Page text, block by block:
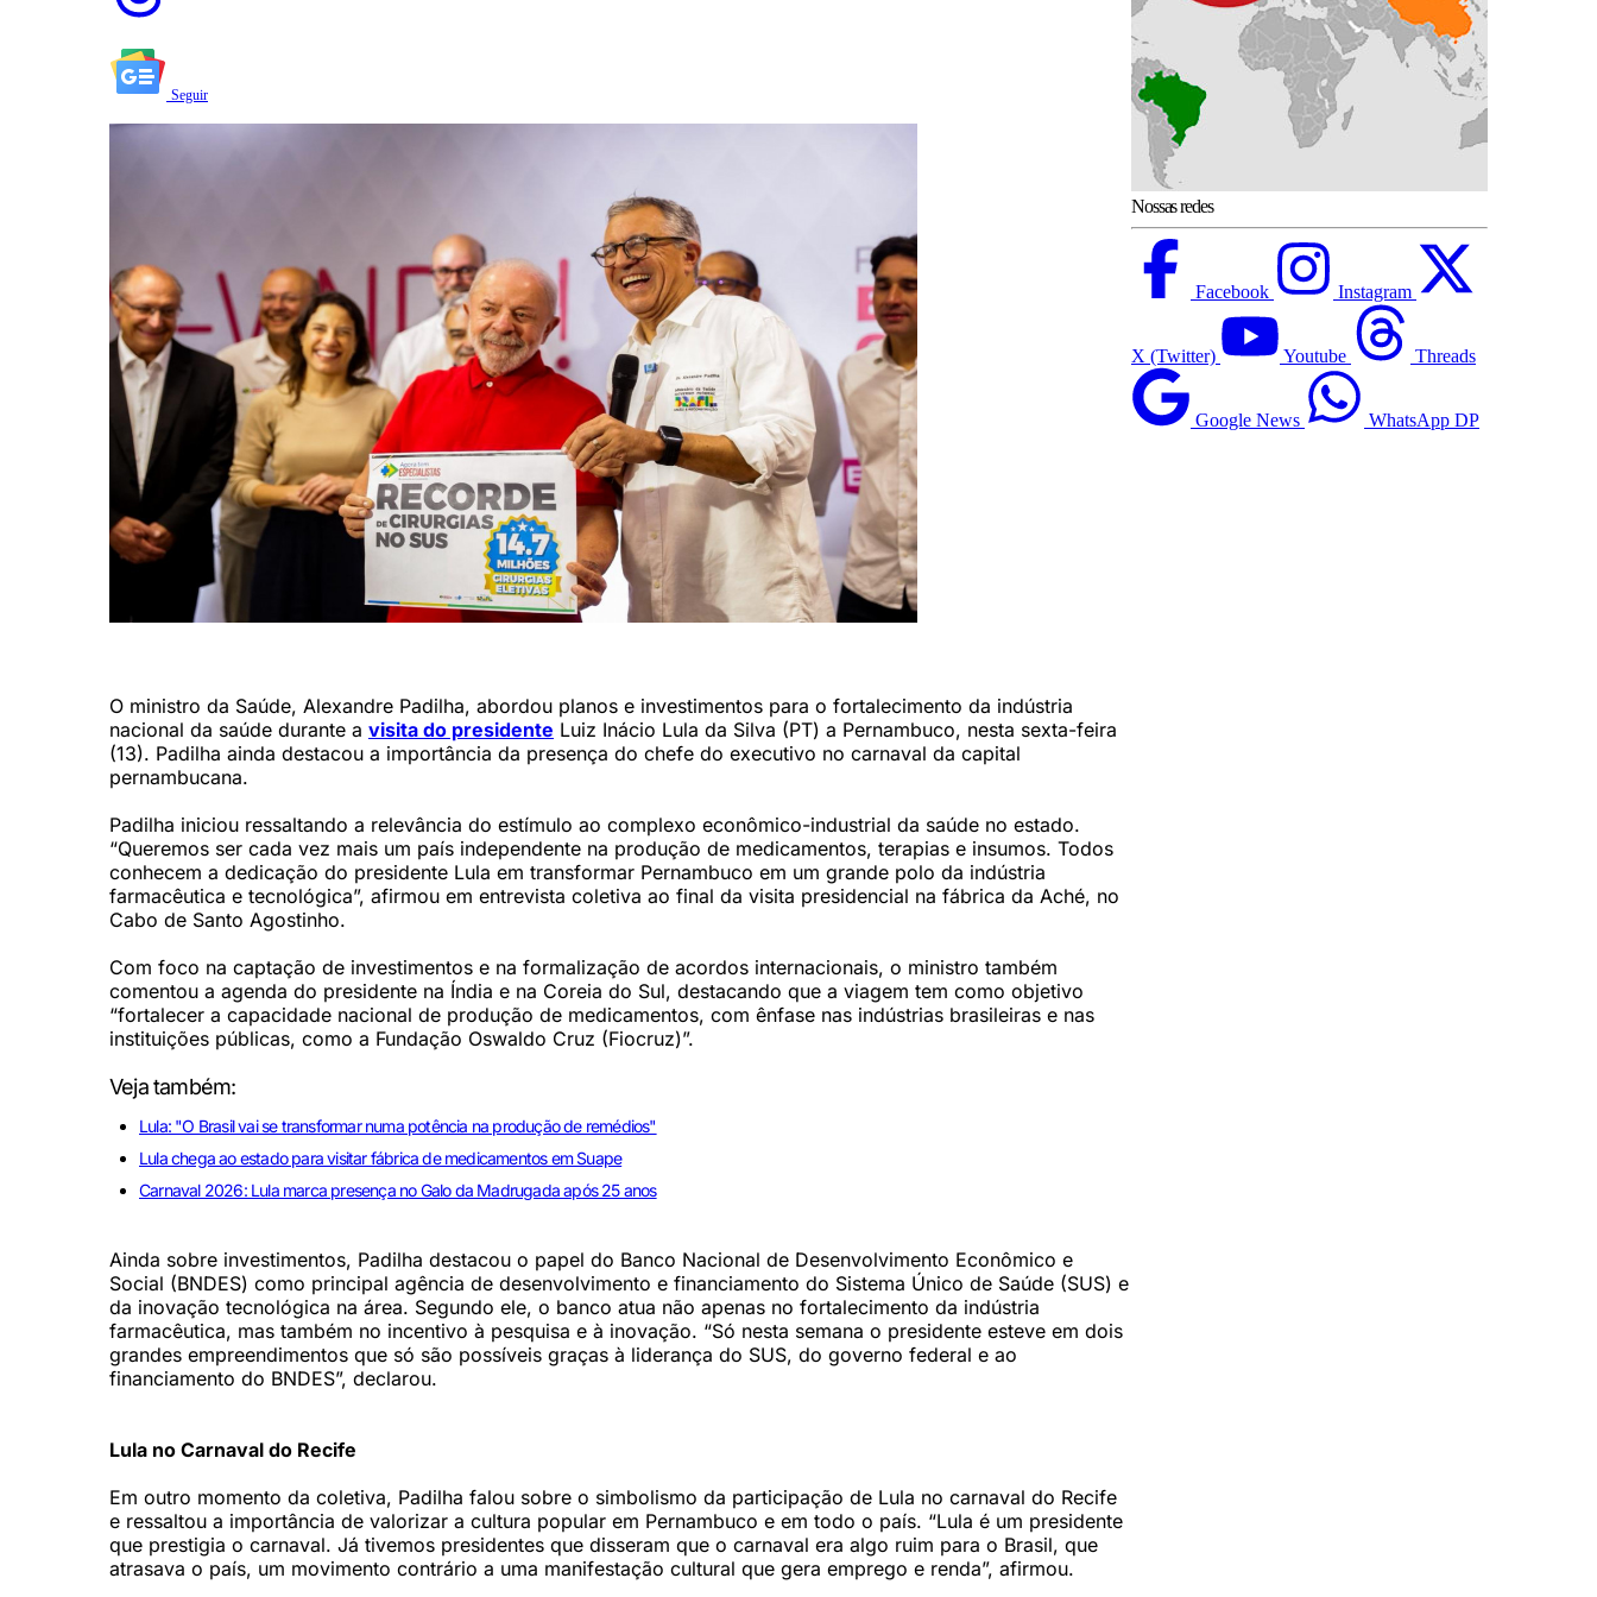
Seguir
O ministro da Saúde, Alexandre Padilha, abordou planos e investimentos para o fortalecimento da indústria
nacional da saúde durante a visita do presidente Luiz Inácio Lula da Silva (PT) a Pernambuco, nesta sexta-feira
(13). Padilha ainda destacou a importância da presença do chefe do executivo no carnaval da capital
pernambucana.
Padilha iniciou ressaltando a relevância do estímulo ao complexo econômico-industrial da saúde no estado.
“Queremos ser cada vez mais um país independente na produção de medicamentos, terapias e insumos. Todos
conhecem a dedicação do presidente Lula em transformar Pernambuco em um grande polo da indústria
farmacêutica e tecnológica”, afirmou em entrevista coletiva ao final da visita presidencial na fábrica da Aché, no
Cabo de Santo Agostinho.
Com foco na captação de investimentos e na formalização de acordos internacionais, o ministro também
comentou a agenda do presidente na Índia e na Coreia do Sul, destacando que a viagem tem como objetivo
“fortalecer a capacidade nacional de produção de medicamentos, com ênfase nas indústrias brasileiras e nas
instituições públicas, como a Fundação Oswaldo Cruz (Fiocruz)”.
Veja também:
Lula: "O Brasil vai se transformar numa potência na produção de remédios"
Lula chega ao estado para visitar fábrica de medicamentos em Suape
Carnaval 2026: Lula marca presença no Galo da Madrugada após 25 anos
Ainda sobre investimentos, Padilha destacou o papel do Banco Nacional de Desenvolvimento Econômico e
Social (BNDES) como principal agência de desenvolvimento e financiamento do Sistema Único de Saúde (SUS) e
da inovação tecnológica na área. Segundo ele, o banco atua não apenas no fortalecimento da indústria
farmacêutica, mas também no incentivo à pesquisa e à inovação. “Só nesta semana o presidente esteve em dois
grandes empreendimentos que só são possíveis graças à liderança do SUS, do governo federal e ao
financiamento do BNDES”, declarou.
Lula no Carnaval do Recife
Em outro momento da coletiva, Padilha falou sobre o simbolismo da participação de Lula no carnaval do Recife
e ressaltou a importância de valorizar a cultura popular em Pernambuco e em todo o país. “Lula é um presidente
que prestigia o carnaval. Já tivemos presidentes que disseram que o carnaval era algo ruim para o Brasil, que
atrasava o país, um movimento contrário a uma manifestação cultural que gera emprego e renda”, afirmou.
Nossas redes
Facebook Instagram
X (Twitter) Youtube Threads
Google News WhatsApp DP